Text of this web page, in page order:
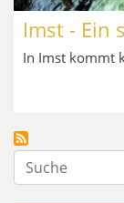
Imst - Ein
In Imst kommt
Suche